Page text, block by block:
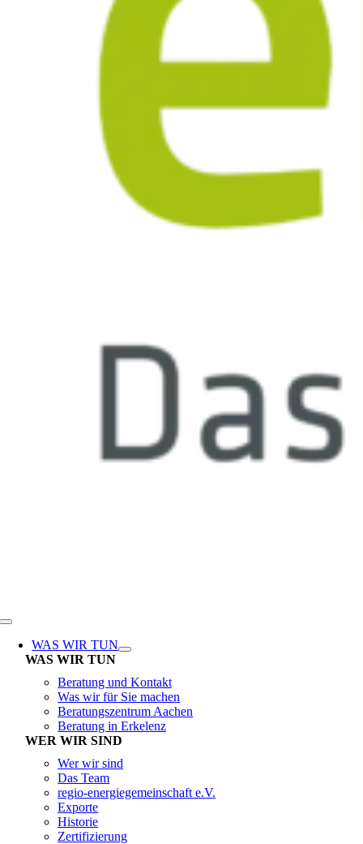
Toggle
NavigationWAS WIR TUN
WAS WIR TUN
Beratung und Kontakt
Was wir für Sie machen
Beratungszentrum Aachen
Beratung in Erkelenz
WER WIR SIND
Wer wir sind
Das Team
regio-energiegemeinschaft e.V.
Exporte
Historie
Zertifizierung